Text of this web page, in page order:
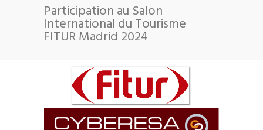
Participation au Salon
International du Tourisme
FITUR Madrid 2024